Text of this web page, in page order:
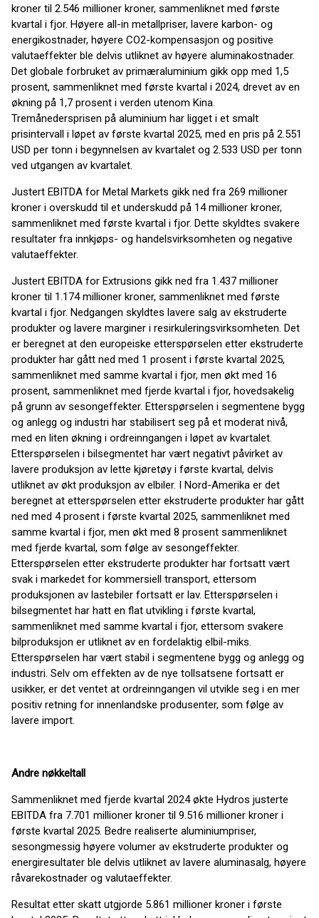
kroner til 2.546 millioner kroner, sammenliknet med første
kvartal i fjor. Høyere all-in metallpriser, lavere karbon- og
energikostnader, høyere CO2-kompensasjon og positive
valutaeffekter ble delvis utliknet av høyere aluminakostnader.
Det globale forbruket av primæraluminium gikk opp med 1,5
prosent, sammenliknet med første kvartal i 2024, drevet av en
økning på 1,7 prosent i verden utenom Kina.
Tremånedersprisen på aluminium har ligget i et smalt
prisintervall i løpet av første kvartal 2025, med en pris på 2.551
USD per tonn i begynnelsen av kvartalet og 2.533 USD per tonn
ved utgangen av kvartalet.
Justert EBITDA for Metal Markets gikk ned fra 269 millioner
kroner i overskudd til et underskudd på 14 millioner kroner,
sammenliknet med første kvartal i fjor. Dette skyldtes svakere
resultater fra innkjøps- og handelsvirksomheten og negative
valutaeffekter.
Justert EBITDA for Extrusions gikk ned fra 1.437 millioner
kroner til 1.174 millioner kroner, sammenliknet med første
kvartal i fjor. Nedgangen skyldtes lavere salg av ekstruderte
produkter og lavere marginer i resirkuleringsvirksomheten. Det
er beregnet at den europeiske etterspørselen etter ekstruderte
produkter har gått ned med 1 prosent i første kvartal 2025,
sammenliknet med samme kvartal i fjor, men økt med 16
prosent, sammenliknet med fjerde kvartal i fjor, hovedsakelig
på grunn av sesongeffekter. Etterspørselen i segmentene bygg
og anlegg og industri har stabilisert seg på et moderat nivå,
med en liten økning i ordreinngangen i løpet av kvartalet.
Etterspørselen i bilsegmentet har vært negativt påvirket av
lavere produksjon av lette kjøretøy i første kvartal, delvis
utliknet av økt produksjon av elbiler. I Nord-Amerika er det
beregnet at etterspørselen etter ekstruderte produkter har gått
ned med 4 prosent i første kvartal 2025, sammenliknet med
samme kvartal i fjor, men økt med 8 prosent sammenliknet
med fjerde kvartal, som følge av sesongeffekter.
Etterspørselen etter ekstruderte produkter har fortsatt vært
svak i markedet for kommersiell transport, ettersom
produksjonen av lastebiler fortsatt er lav. Etterspørselen i
bilsegmentet har hatt en flat utvikling i første kvartal,
sammenliknet med samme kvartal i fjor, ettersom svakere
bilproduksjon er utliknet av en fordelaktig elbil-miks.
Etterspørselen har vært stabil i segmentene bygg og anlegg og
industri. Selv om effekten av de nye tollsatsene fortsatt er
usikker, er det ventet at ordreinngangen vil utvikle seg i en mer
positiv retning for innenlandske produsenter, som følge av
lavere import.
Andre nøkkeltall
Sammenliknet med fjerde kvartal 2024 økte Hydros justerte
EBITDA fra 7.701 millioner kroner til 9.516 millioner kroner i
første kvartal 2025. Bedre realiserte aluminiumpriser,
sesongmessig høyere volumer av ekstruderte produkter og
energiresultater ble delvis utliknet av lavere aluminasalg, høyere
råvarekostnader og valutaeffekter.
Resultat etter skatt utgjorde 5.861 millioner kroner i første